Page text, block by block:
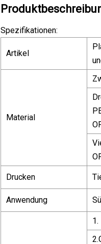
Spezifikationen:
Artikel
Material
Drucken
Anwendung